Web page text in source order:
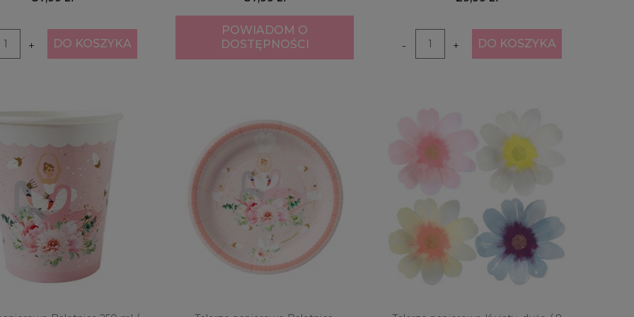
+ DO KOSZYKA
POWIADOM O
DOSTĘPNOŚCI
- + DO KOSZYKA